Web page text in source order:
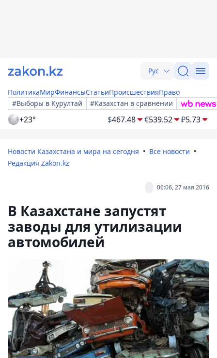
Рус
ПолитикаМирФинансыСтатьиПроисшествияПраво
#Выборы в Курултай
#Казахстан в сравнении
+23° $467.48 €539.52 ₽5.73
Новости Казахстана и мира на сегодня
Все новости
Редакция Zakon.kz
06:06, 27 мая 2016
В Казахстане запустят
заводы для утилизации
автомобилей